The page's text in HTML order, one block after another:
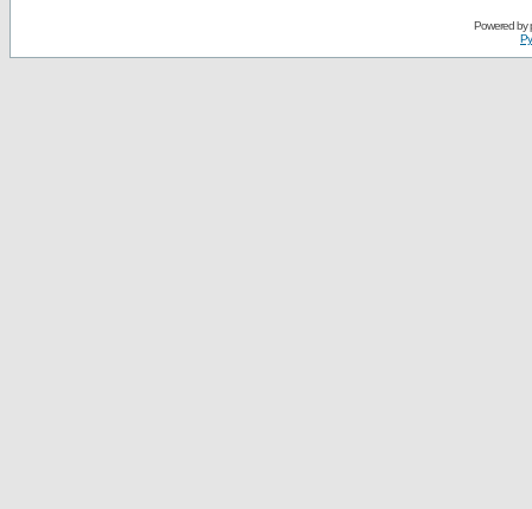
Powered by